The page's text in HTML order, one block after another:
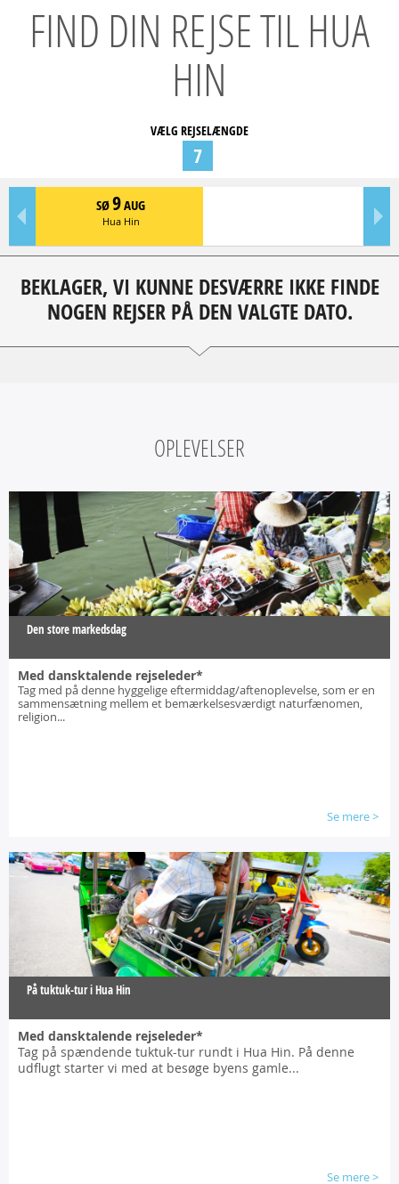
FIND DIN REJSE TIL HUA
HIN
VÆLG REJSELÆNGDE
7
SØ9AUG
Hua Hin
BEKLAGER, VI KUNNE DESVÆRRE IKKE FINDE
NOGEN REJSER PÅ DEN VALGTE DATO.
OPLEVELSER
Den store markedsdag
Med dansktalende rejseleder*
Tag med på denne hyggelige eftermiddag/aftenoplevelse, som er en
sammensætning mellem et bemærkelsesværdigt naturfænomen,
religion...
Se mere>
På tuktuk-tur i Hua Hin
Med dansktalende rejseleder*
Tag på spændende tuktuk-tur rundt i Hua Hin. På denne
udflugt starter vi med at besøge byens gamle...
Se mere>